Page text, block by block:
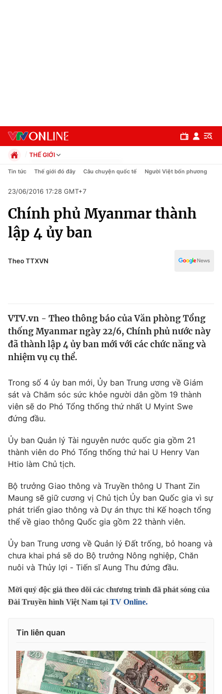
Chuyên mục
Chính trị
Thế giới
Tin tức
Thế giới đó đây
Câu chuyện quốc tế
Tài chính
Thị trường
Dữ liệu và đời sống
Phim VTV
Hậu trường
Nhân vật
Khán giả
Giải sao mai
Giải trí
Âm nhạc
Sao
Đời sống
Du lịch
Làm đẹp
Chất lượng cuộc sống
Giáo dục
Học trực tuyến
Công nghệ
Hitech Công nghệ tương lai
Thị trường
Giao lưu trực tuyến
Lịch phát sóng
Chuyên mục khác
Emagazine Podcast
Photo Infographic
THẾ GIỚI
Chính trị
Pháp luật
Kinh tế
Thể thao
Truyền hình
Y tế
Tin tức Thế giới đó đây Câu chuyện quốc tế Người Việt bốn phương
23/06/2016 17:28 GMT+7
Chính phủ Myanmar thành
lập 4 ủy ban
Theo TTXVN
VTV.vn - Theo thông báo của Văn phòng Tổng
thống Myanmar ngày 22/6, Chính phủ nước này
đã thành lập 4 ủy ban mới với các chức năng và
nhiệm vụ cụ thể.
Trong số 4 ủy ban mới, Ủy ban Trung ương về Giám
sát và Chăm sóc sức khỏe người dân gồm 19 thành
viên sẽ do Phó Tổng thống thứ nhất U Myint Swe
đứng đầu.
Ủy ban Quản lý Tài nguyên nước quốc gia gồm 21
thành viên do Phó Tổng thống thứ hai U Henry Van
Htio làm Chủ tịch.
Bộ trưởng Giao thông và Truyền thông U Thant Zin
Maung sẽ giữ cương vị Chủ tịch Ủy ban Quốc gia vì sự
phát triển giao thông và Dự án thực thi Kế hoạch tổng
thể về giao thông Quốc gia gồm 22 thành viên.
Ủy ban Trung ương về Quản lý Đất trống, bỏ hoang và
chưa khai phá sẽ do Bộ trưởng Nông nghiệp, Chăn
nuôi và Thủy lợi - Tiến sĩ Aung Thu đứng đầu.
Mời quý độc giả theo dõi các chương trình đã phát sóng của
Đài Truyền hình Việt Nam tại TV Online.
Tin liên quan